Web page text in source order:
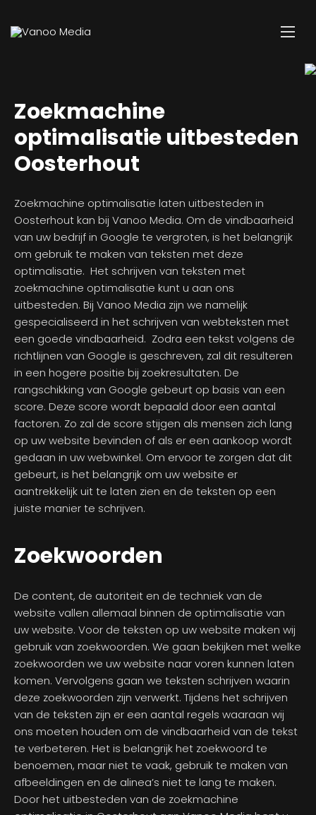
Zoekmachine
optimalisatie uitbesteden
Oosterhout
Zoekmachine optimalisatie laten uitbesteden in
Oosterhout kan bij Vanoo Media. Om de vindbaarheid
van uw bedrijf in Google te vergroten, is het belangrijk
om gebruik te maken van teksten met deze
optimalisatie. Het schrijven van teksten met
zoekmachine optimalisatie kunt u aan ons
uitbesteden. Bij Vanoo Media zijn we namelijk
gespecialiseerd in het schrijven van webteksten met
een goede vindbaarheid. Zodra een tekst volgens de
richtlijnen van Google is geschreven, zal dit resulteren
in een hogere positie bij zoekresultaten. De
rangschikking van Google gebeurt op basis van een
score. Deze score wordt bepaald door een aantal
factoren. Zo zal de score stijgen als mensen zich lang
op uw website bevinden of als er een aankoop wordt
gedaan in uw webwinkel. Om ervoor te zorgen dat dit
gebeurt, is het belangrijk om uw website er
aantrekkelijk uit te laten zien en de teksten op een
juiste manier te schrijven.
Zoekwoorden
De content, de autoriteit en de techniek van de
website vallen allemaal binnen de optimalisatie van
uw website. Voor de teksten op uw website maken wij
gebruik van zoekwoorden. We gaan bekijken met welke
zoekwoorden we uw website naar voren kunnen laten
komen. Vervolgens gaan we teksten schrijven waarin
deze zoekwoorden zijn verwerkt. Tijdens het schrijven
van de teksten zijn er een aantal regels waaraan wij
ons moeten houden om de vindbaarheid van de tekst
te verbeteren. Het is belangrijk het zoekwoord te
benoemen, maar niet te vaak, gebruik te maken van
afbeeldingen en de alinea’s niet te lang te maken.
Door het uitbesteden van de zoekmachine